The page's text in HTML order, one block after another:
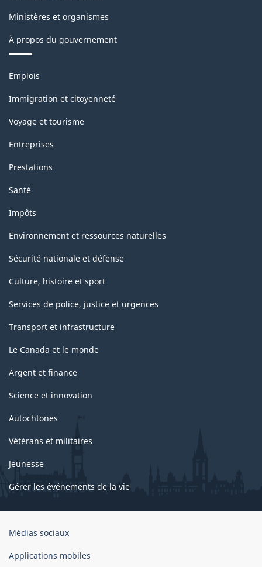
Ministères et organismes
À propos du gouvernement
Thèmes
sujets
Emplois
Immigration et citoyenneté
Voyage et tourisme
Entreprises
Prestations
Santé
Impôts
Environnement et ressources naturelles
Sécurité nationale et défense
Culture, histoire et sport
Services de police, justice et urgences
Transport et infrastructure
Le Canada et le monde
Argent et finance
Science et innovation
Autochtones
Vétérans et militaires
Jeunesse
Gérer les événements de la vie
Organisation
gouvernement
Médias sociaux
Applications mobiles